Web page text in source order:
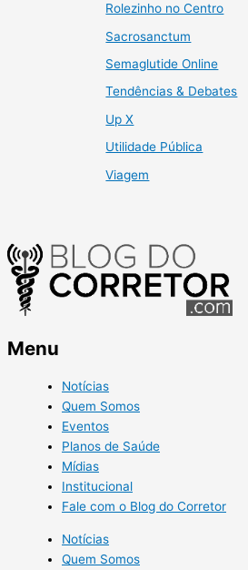
Rolezinho no Centro
Sacrosanctum
Semaglutide Online
Tendências & Debates
Up X
Utilidade Pública
Viagem
Menu
Notícias
Quem Somos
Eventos
Planos de Saúde
Mídias
Institucional
Fale com o Blog do Corretor
Notícias
Quem Somos